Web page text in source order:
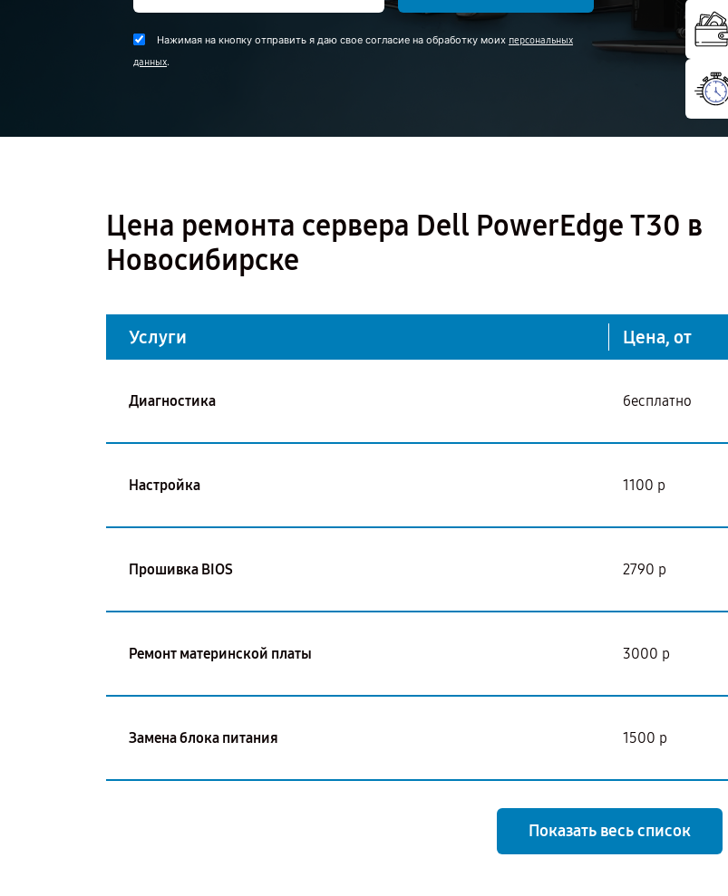
Нажимая на кнопку отправить я даю свое согласие на обработку моих персональных
данных.
Цена ремонта сервера Dell PowerEdge T30 в
Новосибирске
Услуги Цена, от
Диагностика бесплатно
Настройка 1100 р
Прошивка BIOS 2790 р
Ремонт материнской платы 3000 р
Замена блока питания 1500 р
Показать весь список